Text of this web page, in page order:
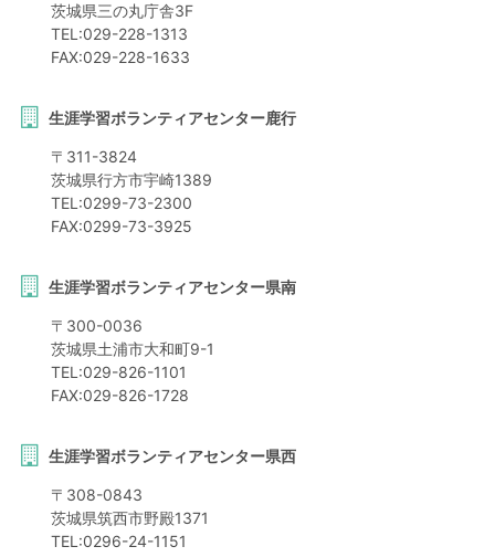
茨城県三の丸庁舎3F
TEL:029-228-1313
FAX:029-228-1633
生涯学習ボランティアセンター鹿行
〒 311-3824
茨城県行方市宇崎1389
TEL:0299-73-2300
FAX:0299-73-3925
生涯学習ボランティアセンター県南
〒 300-0036
茨城県土浦市大和町9-1
TEL:029-826-1101
FAX:029-826-1728
生涯学習ボランティアセンター県西
〒 308-0843
茨城県筑西市野殿1371
TEL:0296-24-1151